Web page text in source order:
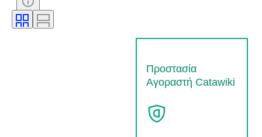
Λουράκι ρολογιού - υλικό
Προστασία
Αγοραστή Catawiki